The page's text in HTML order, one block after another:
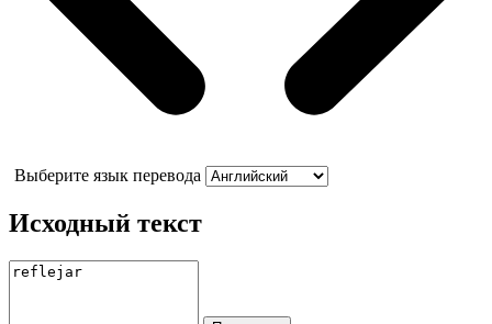
Выберите язык перевода
Исходный текст